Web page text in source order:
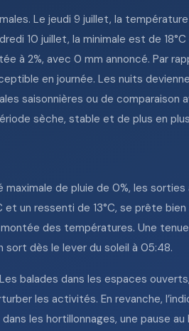
Le jeudi 9 juillet, la
10 juillet, la minimale est de 18°C
à 2%, avec 0 mm annoncé. Par
en journée. Les nuits
saisonnières ou de comparaison
sèche, stable et de plus en
de pluie de 0%, les
un ressenti de 13°C, se prête
des températures. Une
dès le lever du soleil à 05:48.
balades dans les espaces
les activités. En revanche,
les hortillonnages, une pause